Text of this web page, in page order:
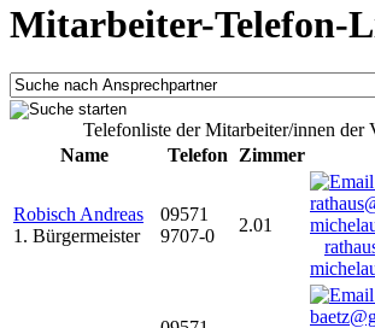
Mitarbeiter-Telefon-
Telefonliste der Mitarbeiter/innen der
Name
Telefon Zimmer
Robisch Andreas
1. Bürgermeister
09571
9707-0
2.01